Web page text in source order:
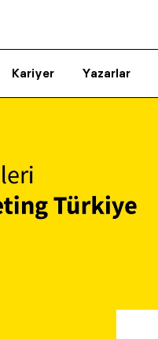
Kariyer Yazarlar